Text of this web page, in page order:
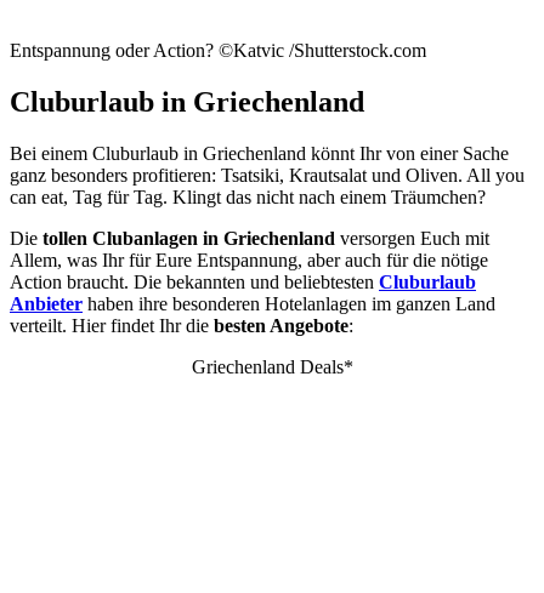
Entspannung oder Action? ©Katvic /Shutterstock.com
Cluburlaub in Griechenland
Bei einem Cluburlaub in Griechenland könnt Ihr von einer Sache
ganz besonders profitieren: Tsatsiki, Krautsalat und Oliven. All you
can eat, Tag für Tag. Klingt das nicht nach einem Träumchen?
Die tollen Clubanlagen in Griechenland versorgen Euch mit
Allem, was Ihr für Eure Entspannung, aber auch für die nötige
Action braucht. Die bekannten und beliebtesten Cluburlaub
Anbieter haben ihre besonderen Hotelanlagen im ganzen Land
verteilt. Hier findet Ihr die besten Angebote:
Griechenland Deals*